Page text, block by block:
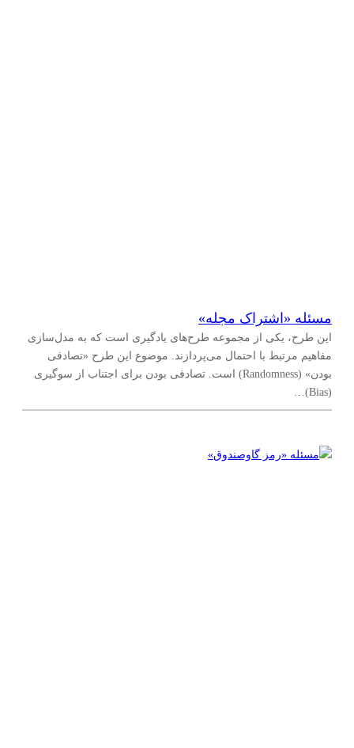
مسئله «اشتراک مجله»
این طرح، یکی از مجموعه طرح‌های یادگیری است که به مدل‌سازی
مفاهیم مرتبط با احتمال می‌پردازند. موضوع این طرح «تصادفی
بودن» (Randomness) است. تصادفی بودن برای اجتناب از سوگیری